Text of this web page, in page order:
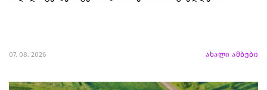
07. 08. 2026 ახალი ამბები